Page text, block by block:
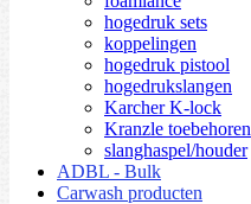
hogedruk sets
koppelingen
hogedruk pistool
hogedrukslangen
Karcher K-lock
Kranzle toebehoren
slanghaspel/houder
ADBL - Bulk
Carwash producten